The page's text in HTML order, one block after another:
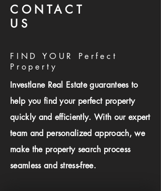
CONTACT
US
FIND YOUR Perfect
Property
Investlane Real Estate guarantees to
help you find your perfect property
quickly and efficiently. With our expert
team and personalized approach, we
make the property search process
seamless and stress-free.